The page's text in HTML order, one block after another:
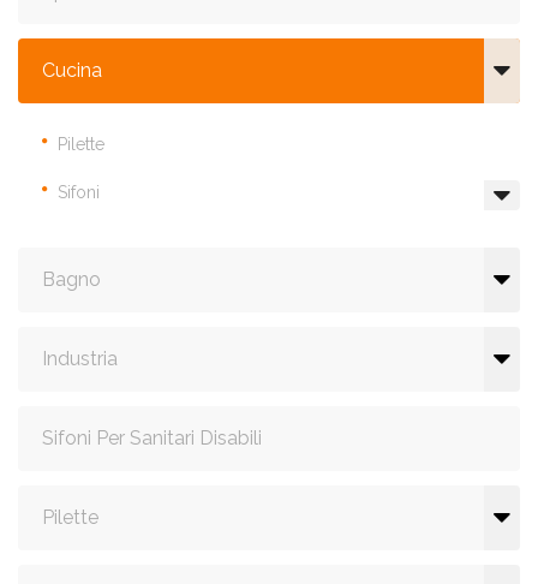
Cucina
Pilette
Sifoni
Bagno
Industria
Sifoni Per Sanitari Disabili
Pilette